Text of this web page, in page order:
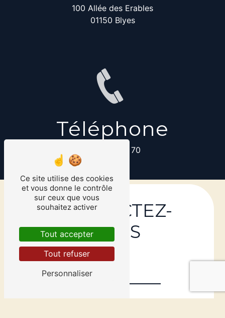
100 Allée des Erables
01150 Blyes
Téléphone
06 01 79 91 70
CONTACTEZ-
NOUS
Ce site utilise des cookies
et vous donne le contrôle
sur ceux que vous
souhaitez activer
Tout accepter
Tout refuser
Personnaliser